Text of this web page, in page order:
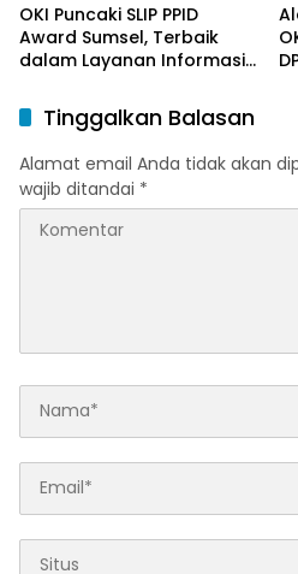
OKI Puncaki SLIP PPID
Award Sumsel, Terbaik
dalam Layanan Informasi
Tinggalkan Balasan
Alamat email Anda tidak akan
wajib ditandai *